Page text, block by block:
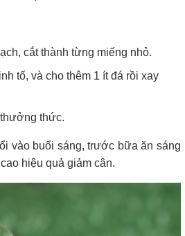
cắt thành từng miếng nhỏ.
tố, và cho thêm 1 ít đá rồi xay
thức.
vào buổi sáng, trước bữa ăn sáng
hiệu quả giảm cân.